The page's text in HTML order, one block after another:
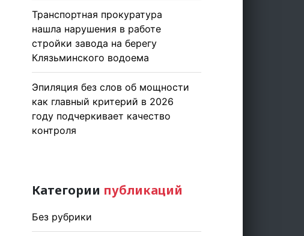
Транспортная прокуратура
нашла нарушения в работе
стройки завода на берегу
Клязьминского водоема
Эпиляция без слов об мощности
как главный критерий в 2026
году подчеркивает качество
контроля
Категории публикаций
Без рубрики